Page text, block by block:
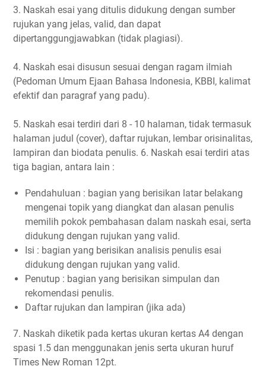
3. Naskah esai yang ditulis didukung dengan sumber
rujukan yang jelas, valid, dan dapat
dipertanggungjawabkan (tidak plagiasi).
4. Naskah esai disusun sesuai dengan ragam ilmiah
(Pedoman Umum Ejaan Bahasa Indonesia, KBBI, kalimat
efektif dan paragraf yang padu).
5. Naskah esai terdiri dari 8 - 10 halaman, tidak termasuk
halaman judul (cover), daftar rujukan, lembar orisinalitas,
lampiran dan biodata penulis. 6. Naskah esai terdiri atas
tiga bagian, antara lain :
Pendahuluan : bagian yang berisikan latar belakang
mengenai topik yang diangkat dan alasan penulis
memilih pokok pembahasan dalam naskah esai, serta
didukung dengan rujukan yang valid.
Isi : bagian yang berisikan analisis penulis esai
didukung dengan rujukan yang valid.
Penutup : bagian yang berisikan simpulan dan
rekomendasi penulis.
Daftar rujukan dan lampiran (jika ada)
7. Naskah diketik pada kertas ukuran kertas A4 dengan
spasi 1.5 dan menggunakan jenis serta ukuran huruf
Times New Roman 12pt.